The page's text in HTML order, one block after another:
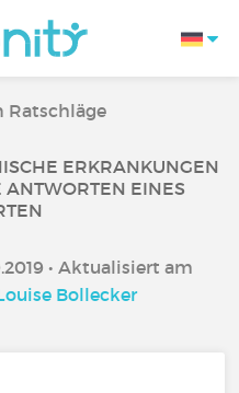
Ratschläge
ERKRANKUNGEN
EINES
• Aktualisiert am
Bollecker